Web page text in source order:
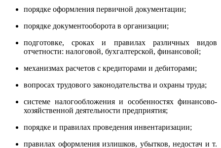
порядке оформления первичной документации;
порядке документооборота в организации;
подготовке, сроках и правилах различных видов
отчетности: налоговой, бухгалтерской, финансовой;
механизмах расчетов с кредиторами и дебиторами;
вопросах трудового законодательства и охраны труда;
системе налогообложения и особенностях финансово-
хозяйственной деятельности предприятия;
порядке и правилах проведения инвентаризации;
правилах оформления излишков, убытков, недостач и т.